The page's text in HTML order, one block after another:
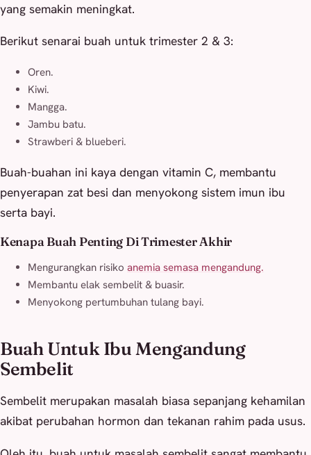
yang semakin meningkat.
Berikut senarai buah untuk trimester 2 & 3:
Oren.
Kiwi.
Mangga.
Jambu batu.
Strawberi & blueberi.
Buah-buahan ini kaya dengan vitamin C, membantu
penyerapan zat besi dan menyokong sistem imun ibu
serta bayi.
Kenapa Buah Penting Di Trimester Akhir
Mengurangkan risiko anemia semasa mengandung.
Membantu elak sembelit & buasir.
Menyokong pertumbuhan tulang bayi.
Buah Untuk Ibu Mengandung
Sembelit
Sembelit merupakan masalah biasa sepanjang kehamilan
akibat perubahan hormon dan tekanan rahim pada usus.